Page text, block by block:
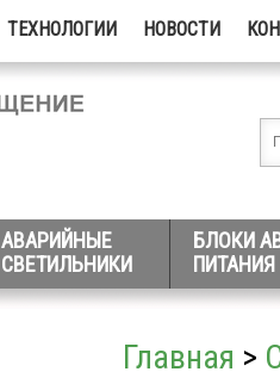
ТЕХНОЛОГИИ НОВОСТИ
АВАРИЙНЫЕ
СВЕТИЛЬНИКИ
БЛОКИ
ПИТАНИЯ
Главная >